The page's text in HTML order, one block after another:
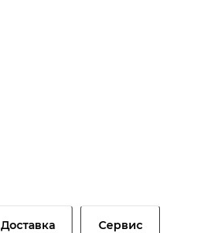
Доставка Сервис